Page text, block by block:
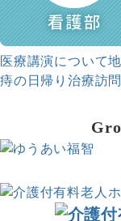
医療講演について
痔の日帰り治療訪